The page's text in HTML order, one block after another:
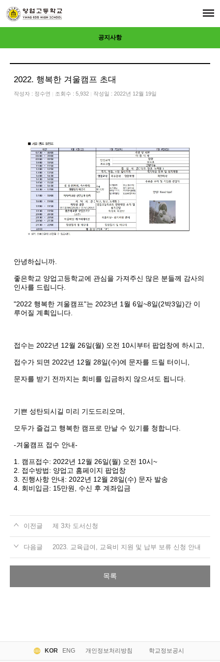
공지사항
2022. 행복한 겨울캠프 초대
작성자 : 정수연 | 조회수 : 5,932 | 작성일 : 2022년 12월 19일
안녕하십니까.
좋은학교 양업고등학교에 관심을 가져주신 많은 분들께 감사의
인사를 드립니다.
"2022 행복한 겨울캠프"는 2023년 1월 6일~8일(2박3일)간 이
루어질 계획입니다.
접수는 2022년 12월 26일(월) 오전 10시부터 팝업창에 하시고,
접수가 되면 2022년 12월 28일(수)에 문자를 드릴 터이니,
문자를 받기 전까지는 회비를 입금하지 않으셔도 됩니다.
기쁜 성탄되시길 미리 기도드리오며,
모두가 즐겁고 행복한 캠프로 만날 수 있기를 청합니다.
-겨울캠프 접수 안내-
1. 캠프접수: 2022년 12월 26일(월) 오전 10시~
2. 접수방법: 양업고 홈페이지 팝업창
3. 진행사항 안내: 2022년 12월 28일(수) 문자 발송
4. 회비입금: 15만원, 수신 후 계좌입금
이전글 제 3차 도서신청
다음글 2023. 교육급여, 교육비 지원 및 납부 보류 신청 안내
목록
KOR ENG 개인정보처리방침 학교정보공시